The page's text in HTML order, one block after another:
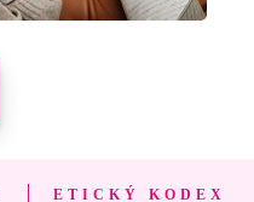
ETICKÝ KODEX